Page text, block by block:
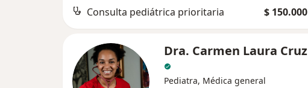
Consulta pediátrica prioritaria $ 150.000
Dra. Carmen Laura Cruz
Pediatra, Médica general